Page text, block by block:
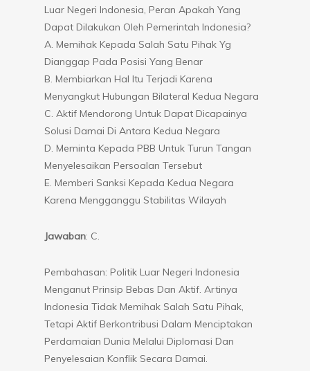
Luar Negeri Indonesia, Peran Apakah Yang
Dapat Dilakukan Oleh Pemerintah Indonesia?
A. Memihak Kepada Salah Satu Pihak Yg
Dianggap Pada Posisi Yang Benar
B. Membiarkan Hal Itu Terjadi Karena
Menyangkut Hubungan Bilateral Kedua Negara
C. Aktif Mendorong Untuk Dapat Dicapainya
Solusi Damai Di Antara Kedua Negara
D. Meminta Kepada PBB Untuk Turun Tangan
Menyelesaikan Persoalan Tersebut
E. Memberi Sanksi Kepada Kedua Negara
Karena Mengganggu Stabilitas Wilayah
Jawaban: C.
Pembahasan: Politik Luar Negeri Indonesia
Menganut Prinsip Bebas Dan Aktif. Artinya
Indonesia Tidak Memihak Salah Satu Pihak,
Tetapi Aktif Berkontribusi Dalam Menciptakan
Perdamaian Dunia Melalui Diplomasi Dan
Penyelesaian Konflik Secara Damai.